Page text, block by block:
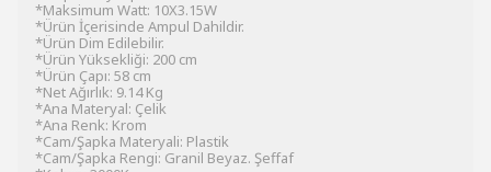
*Maksimum Watt: 10X3.15W
*Ürün İçerisinde Ampul Dahildir.
*Ürün Dim Edilebilir.
*Ürün Yüksekliği: 200 cm
*Ürün Çapı: 58 cm
*Net Ağırlık: 9.14 Kg
*Ana Materyal: Çelik
*Ana Renk: Krom
*Cam/Şapka Materyali: Plastik
*Cam/Şapka Rengi: Granil Beyaz. Şeffaf